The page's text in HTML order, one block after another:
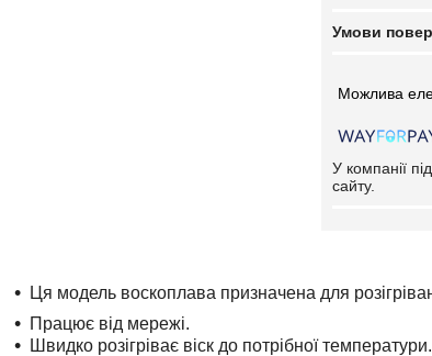
У компанії
сайту.
Ця модель воскоплава призначена для
Працює від мережі.
Швидко розігріває віск до потрібної температури.